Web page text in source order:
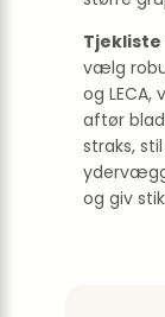
vælg
og
aftør
straks,
og giv